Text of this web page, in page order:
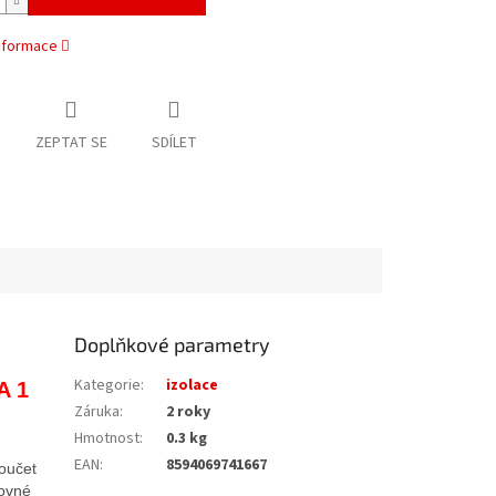
ZEPTAT SE SDÍLET
1
Doplňkové parametry
Kategorie:
izolace
Záruka:
2 roky
Hmotnost:
0.3 kg
EAN: 8594069741667